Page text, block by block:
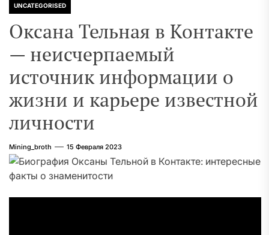
UNCATEGORISED
Оксана Тельная в Контакте
— неисчерпаемый
источник информации о
жизни и карьере известной
личности
Mining_broth 15 Февраля 2023